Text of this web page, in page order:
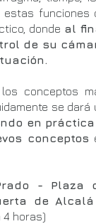
estas funciones
donde al
de su
conceptos
se dará
en
conceptos
- Plaza
de
4 horas)